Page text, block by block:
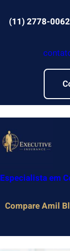
para(11) 2778-0062
Especialista em
Compare Amil